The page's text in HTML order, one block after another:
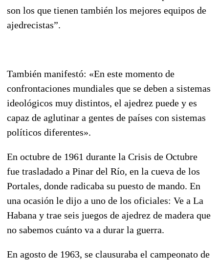
son los que tienen también los mejores equipos de
ajedrecistas”.
También manifestó: «En este momento de
confrontaciones mundiales que se deben a sistemas
ideológicos muy distintos, el ajedrez puede y es
capaz de aglutinar a gentes de países con sistemas
políticos diferentes».
En octubre de 1961 durante la Crisis de Octubre
fue trasladado a Pinar del Río, en la cueva de los
Portales, donde radicaba su puesto de mando. En
una ocasión le dijo a uno de los oficiales: Ve a La
Habana y trae seis juegos de ajedrez de madera que
no sabemos cuánto va a durar la guerra.
En agosto de 1963, se clausuraba el campeonato de